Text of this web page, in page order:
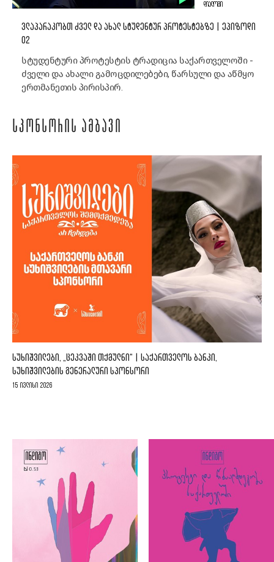
ᲓᲘᲐᲚᲝᲒᲘ
ᲕᲚᲐᲞᲐᲠᲐᲙᲝᲑᲗ ᲫᲕᲔᲚ ᲓᲐ ᲐᲮᲐᲚ ᲡᲢᲣᲓᲔᲜᲢᲣᲠ ᲞᲠᲝᲢᲔᲡᲢᲔᲑᲖᲔ | ᲔᲞᲘᲖᲝᲓᲘ
02
სტუდენტური პროტესტის ტრადიცია საქართველოში -
ძველი და ახალი გამოცდილებები, წარსული და აწმყო
ერთმანეთის პირისპირ.
ᲡᲞᲝᲜᲡᲝᲠᲘᲡ ᲐᲛᲑᲐᲕᲘ
ᲡᲣᲮᲘᲨᲕᲘᲚᲔᲑᲘ, „ᲪᲔᲙᲕᲐᲨᲘ ᲗᲥᲛᲣᲚᲜᲘ“ | ᲡᲐᲥᲐᲠᲗᲕᲔᲚᲝᲡ ᲑᲐᲜᲙᲘ,
ᲡᲣᲮᲘᲨᲕᲘᲚᲔᲑᲘᲡ ᲒᲔᲜᲔᲠᲐᲚᲣᲠᲘ ᲡᲞᲝᲜᲡᲝᲠᲘ
15 ივლისი 2026